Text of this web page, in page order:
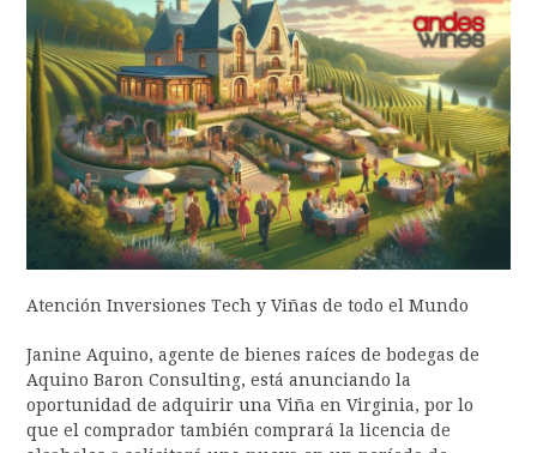
Atención Inversiones Tech y Viñas de todo el Mundo
Janine Aquino, agente de bienes raíces de bodegas de
Aquino Baron Consulting, está anunciando la
oportunidad de adquirir una Viña en Virginia, por lo
que el comprador también comprará la licencia de